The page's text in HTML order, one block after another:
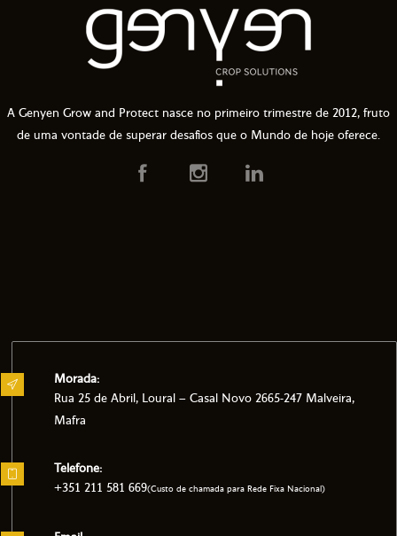
A Genyen Grow and Protect nasce no primeiro trimestre de 2012, fruto
de uma vontade de superar desafios que o Mundo de hoje oferece.
Morada:
Rua 25 de Abril, Loural – Casal Novo 2665-247 Malveira,
Mafra
Telefone:
+351 211 581 669(Custo de chamada para Rede Fixa Nacional)